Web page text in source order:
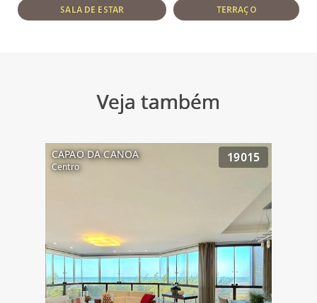
SALA DE ESTAR TERRAÇO
Veja também
CAPAO DA CANOA
Centro
19015